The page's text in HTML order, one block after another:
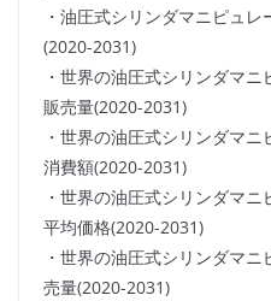
・油圧式シリンダマニピュ
(2020-2031)
・世界の油圧式シリンダマ
販売量(2020-2031)
・世界の油圧式シリンダマ
消費額(2020-2031)
・世界の油圧式シリンダマ
平均価格(2020-2031)
・世界の油圧式シリンダマ
売量(2020-2031)